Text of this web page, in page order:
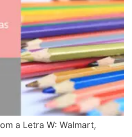
a Letra W: Walmart,